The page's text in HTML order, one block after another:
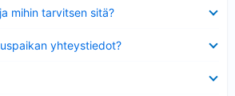
mihin tarvitsen sitä?
yhteystiedot?